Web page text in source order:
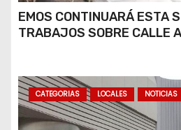
EMOS CONTINUARÁ ESTA
TRABAJOS SOBRE CALLE
CATEGORIAS LOCALES NOTICIAS